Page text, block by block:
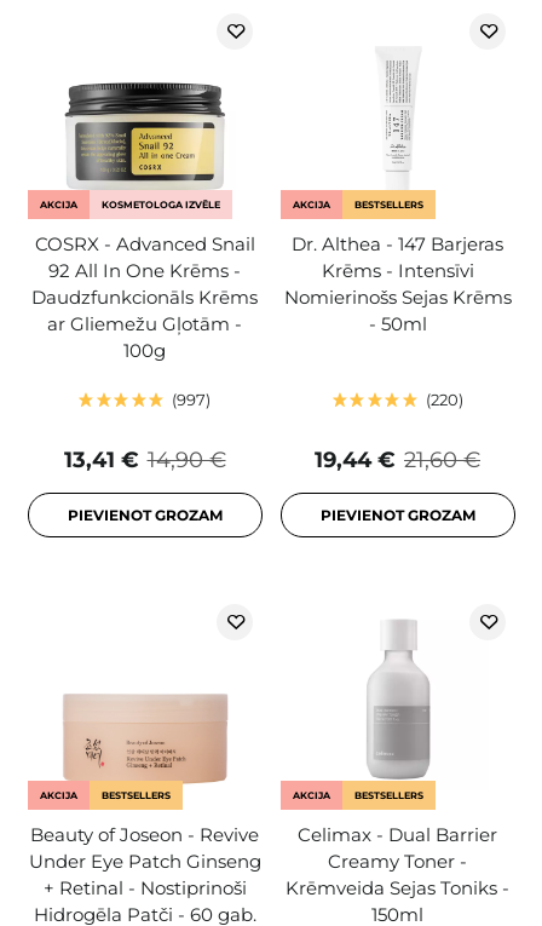
AKCIJA KOSMETOLOGA IZVĒLE
COSRX - Advanced Snail
92 All In One Krēms -
Daudzfunkcionāls Krēms
ar Gliemežu Gļotām -
100g
997
14,90 €
13,41 €
PIEVIENOT GROZAM
AKCIJA BESTSELLERS
Dr. Althea - 147 Barjeras
Krēms - Intensīvi
Nomierinošs Sejas Krēms
- 50ml
220
21,60 €
19,44 €
PIEVIENOT GROZAM
AKCIJA BESTSELLERS
Beauty of Joseon - Revive
Under Eye Patch Ginseng
+ Retinal - Nostiprinoši
Hidrogēla Patči - 60 gab.
AKCIJA BESTSELLERS
Celimax - Dual Barrier
Creamy Toner -
Krēmveida Sejas Toniks -
150ml